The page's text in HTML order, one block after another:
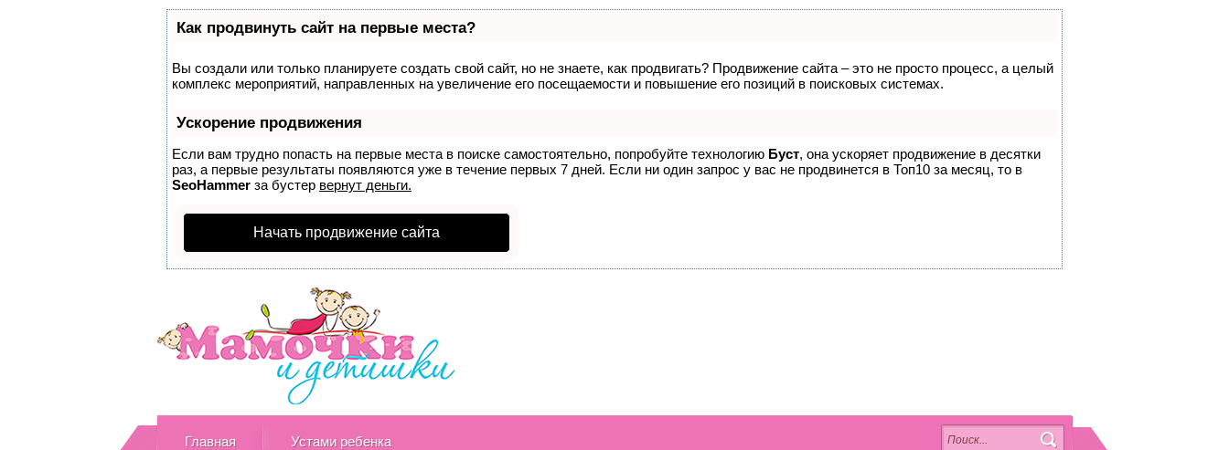
Как продвинуть сайт на первые места?
Вы создали или только планируете создать свой сайт, но не знаете, как продвигать? Продвижение сайта – это не просто процесс, а целый
комплекс мероприятий, направленных на увеличение его посещаемости и повышение его позиций в поисковых системах.
Ускорение продвижения
Если вам трудно попасть на первые места в поиске самостоятельно, попробуйте технологию Буст, она ускоряет продвижение в десятки
раз, а первые результаты появляются уже в течение первых 7 дней. Если ни один запрос у вас не продвинется в Топ10 за месяц, то в
SeoHammer за бустер вернут деньги.
Начать продвижение сайта
Главная Устами ребенка